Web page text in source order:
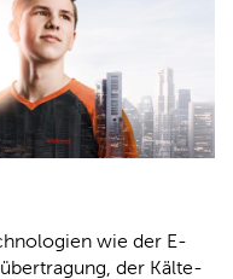
wie der E-
der Kälte-